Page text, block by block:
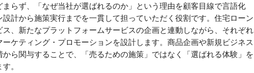
らず、「なぜ当社が選ばれるのか」という理由を顧客目線で言語化
設計から施策実行までを一貫して担っていただく役割です。住宅ローン
、新たなプラットフォームサービスの企画と連動しながら、それぞれ
ケティング・プロモーションを設計します。商品企画や新規ビジネス
ら関与することで、「売るための施策」ではなく「選ばれる体験」を
。